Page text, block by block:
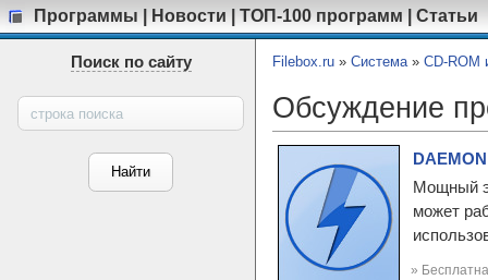
Программы Новости ТОП-100 программ Статьи
Поиск по сайту Filebox.ru » Система» CD-ROM
Обсуждение
Мощный
может
»